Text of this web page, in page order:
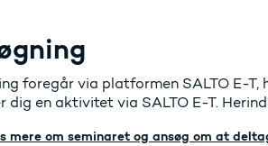
foregår via platformen SALTO E-
dig en aktivitet via SALTO E-T.
mere om seminaret og ansøg om at